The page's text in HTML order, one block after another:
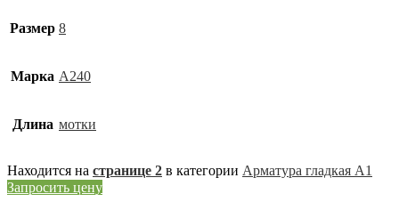
Размер 8
Марка А240
Длина мотки
Находится на странице 2 в категории Арматура гладкая А1
Запросить цену